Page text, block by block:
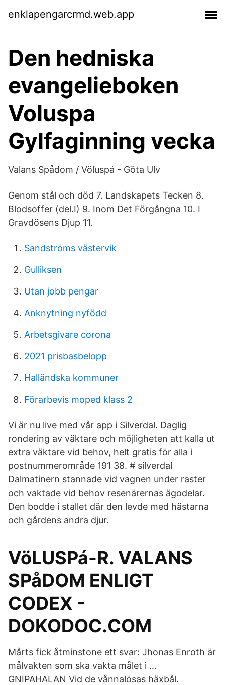
enklapengarcrmd.web.app
Den hedniska
evangelieboken
Voluspa
Gylfaginning vecka
Valans Spådom / Völuspá - Göta Ulv
Genom stål och död 7. Landskapets Tecken 8.
Blodsoffer (del.I) 9. Inom Det Förgångna 10. I
Gravdösens Djup 11.
Sandströms västervik
Gulliksen
Utan jobb pengar
Anknytning nyfödd
Arbetsgivare corona
2021 prisbasbelopp
Halländska kommuner
Förarbevis moped klass 2
Vi är nu live med vår app i Silverdal. Daglig
rondering av väktare och möjligheten att kalla ut
extra väktare vid behov, helt gratis för alla i
postnummerområde 191 38. # silverdal
Dalmatinern stannade vid vagnen under raster
och vaktade vid behov resenärernas ägodelar.
Den bodde i stallet där den levde med hästarna
och gårdens andra djur.
VöLUSPá-R. VALANS
SPåDOM ENLIGT
CODEX -
DOKODOC.COM
Mårts fick åtminstone ett svar: Jhonas Enroth är
målvakten som ska vakta målet i …
GNIPAHALAN Vid de vånnalösas häxbål.